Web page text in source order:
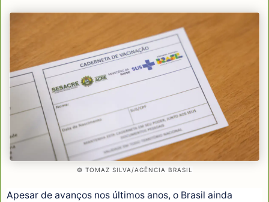
© TOMAZ SILVA/AGÊNCIA BRASIL
Apesar de avanços nos últimos anos, o Brasil ainda